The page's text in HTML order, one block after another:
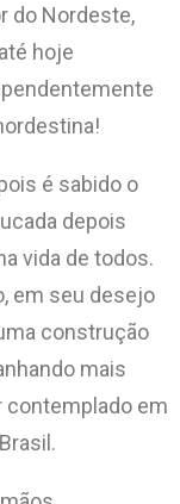
do Nordeste,
hoje
é sabido o
depois
vida de todos.
em seu desejo
construção
mais
contemplado em